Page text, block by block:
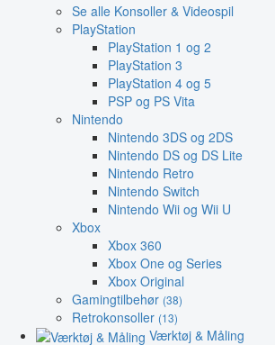
Se alle Konsoller & Videospil
PlayStation
PlayStation 1 og 2
PlayStation 3
PlayStation 4 og 5
PSP og PS Vita
Nintendo
Nintendo 3DS og 2DS
Nintendo DS og DS Lite
Nintendo Retro
Nintendo Switch
Nintendo Wii og Wii U
Xbox
Xbox 360
Xbox One og Series
Xbox Original
Gamingtilbehør (38)
Retrokonsoller (13)
Værktøj & Måling